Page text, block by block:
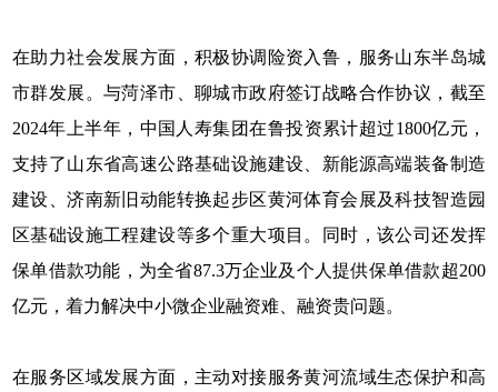
在助力社会发展方面，积极协调险资入鲁，服务山东半岛城
市群发展。与菏泽市、聊城市政府签订战略合作协议，截至
2024年上半年，中国人寿集团在鲁投资累计超过1800亿元，
支持了山东省高速公路基础设施建设、新能源高端装备制造
建设、济南新旧动能转换起步区黄河体育会展及科技智造园
区基础设施工程建设等多个重大项目。同时，该公司还发挥
保单借款功能，为全省87.3万企业及个人提供保单借款超200
亿元，着力解决中小微企业融资难、融资贵问题。
在服务区域发展方面，主动对接服务黄河流域生态保护和高